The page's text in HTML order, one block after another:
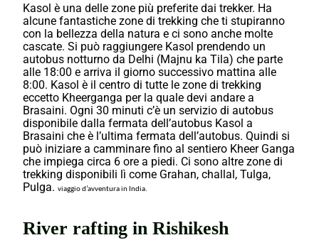
Kasol è una delle zone più preferite dai trekker. Ha
alcune fantastiche zone di trekking che ti stupiranno
con la bellezza della natura e ci sono anche molte
cascate. Si può raggiungere Kasol prendendo un
autobus notturno da Delhi (Majnu ka Tila) che parte
alle 18:00 e arriva il giorno successivo mattina alle
8:00. Kasol è il centro di tutte le zone di trekking
eccetto Kheerganga per la quale devi andare a
Brasaini. Ogni 30 minuti c’è un servizio di autobus
disponibile dalla fermata dell’autobus Kasol a
Brasaini che è l’ultima fermata dell’autobus. Quindi si
può iniziare a camminare fino al sentiero Kheer Ganga
che impiega circa 6 ore a piedi. Ci sono altre zone di
trekking disponibili lì come Grahan, challal, Tulga,
Pulga.viaggio d’avventura in India.
River rafting in Rishikesh